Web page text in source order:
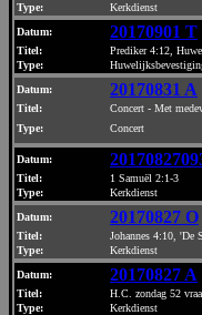
Type:
Kerkdienst
Datum: 20170901 T
Titel:
Prediker 4:12,
Type:
Datum: 20170831 A
Titel:
Concert - Met
Type:
Concert
Datum:
Titel:
1 Samuël 2:1-3
Type:
Kerkdienst
Datum: 20170827 O
Titel:
Johannes 4:10, 'De
Type:
Kerkdienst
Datum: 20170827 A
Titel:
H.C. zondag 52
Type:
Kerkdienst